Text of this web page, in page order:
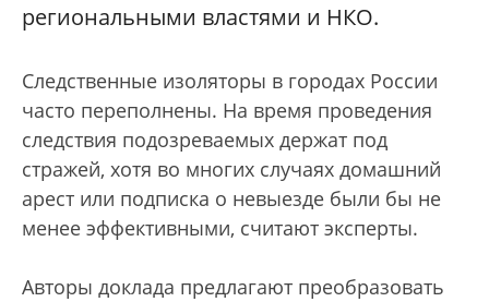
региональными властями и НКО.
Следственные изоляторы в городах России
часто переполнены. На время проведения
следствия подозреваемых держат под
стражей, хотя во многих случаях домашний
арест или подписка о невыезде были бы не
менее эффективными, считают эксперты.
Авторы доклада предлагают преобразовать